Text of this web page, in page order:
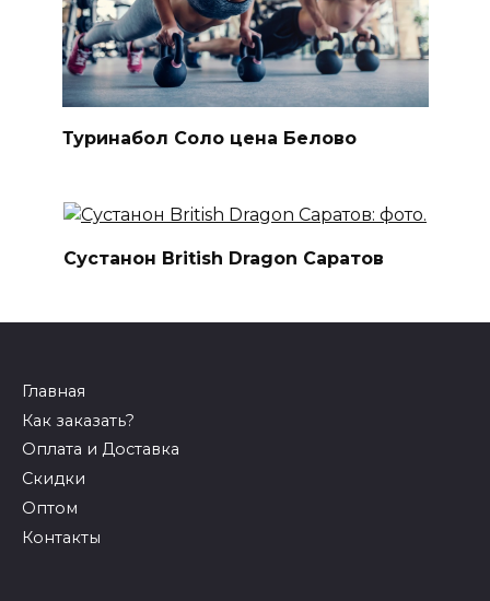
Туринабол Соло цена Белово
Сустанон British Dragon Саратов
Главная
Как заказать?
Оплата и Доставка
Скидки
Оптом
Контакты